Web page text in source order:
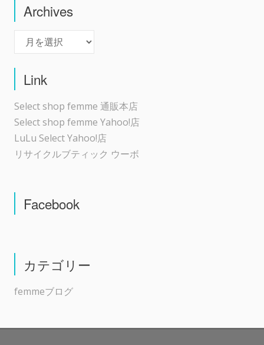
Archives
Link
Select shop femme 通販本店
Select shop femme Yahoo!店
LuLu Select Yahoo!店
リサイクルブティック ウーボ
Facebook
カテゴリー
femmeブログ